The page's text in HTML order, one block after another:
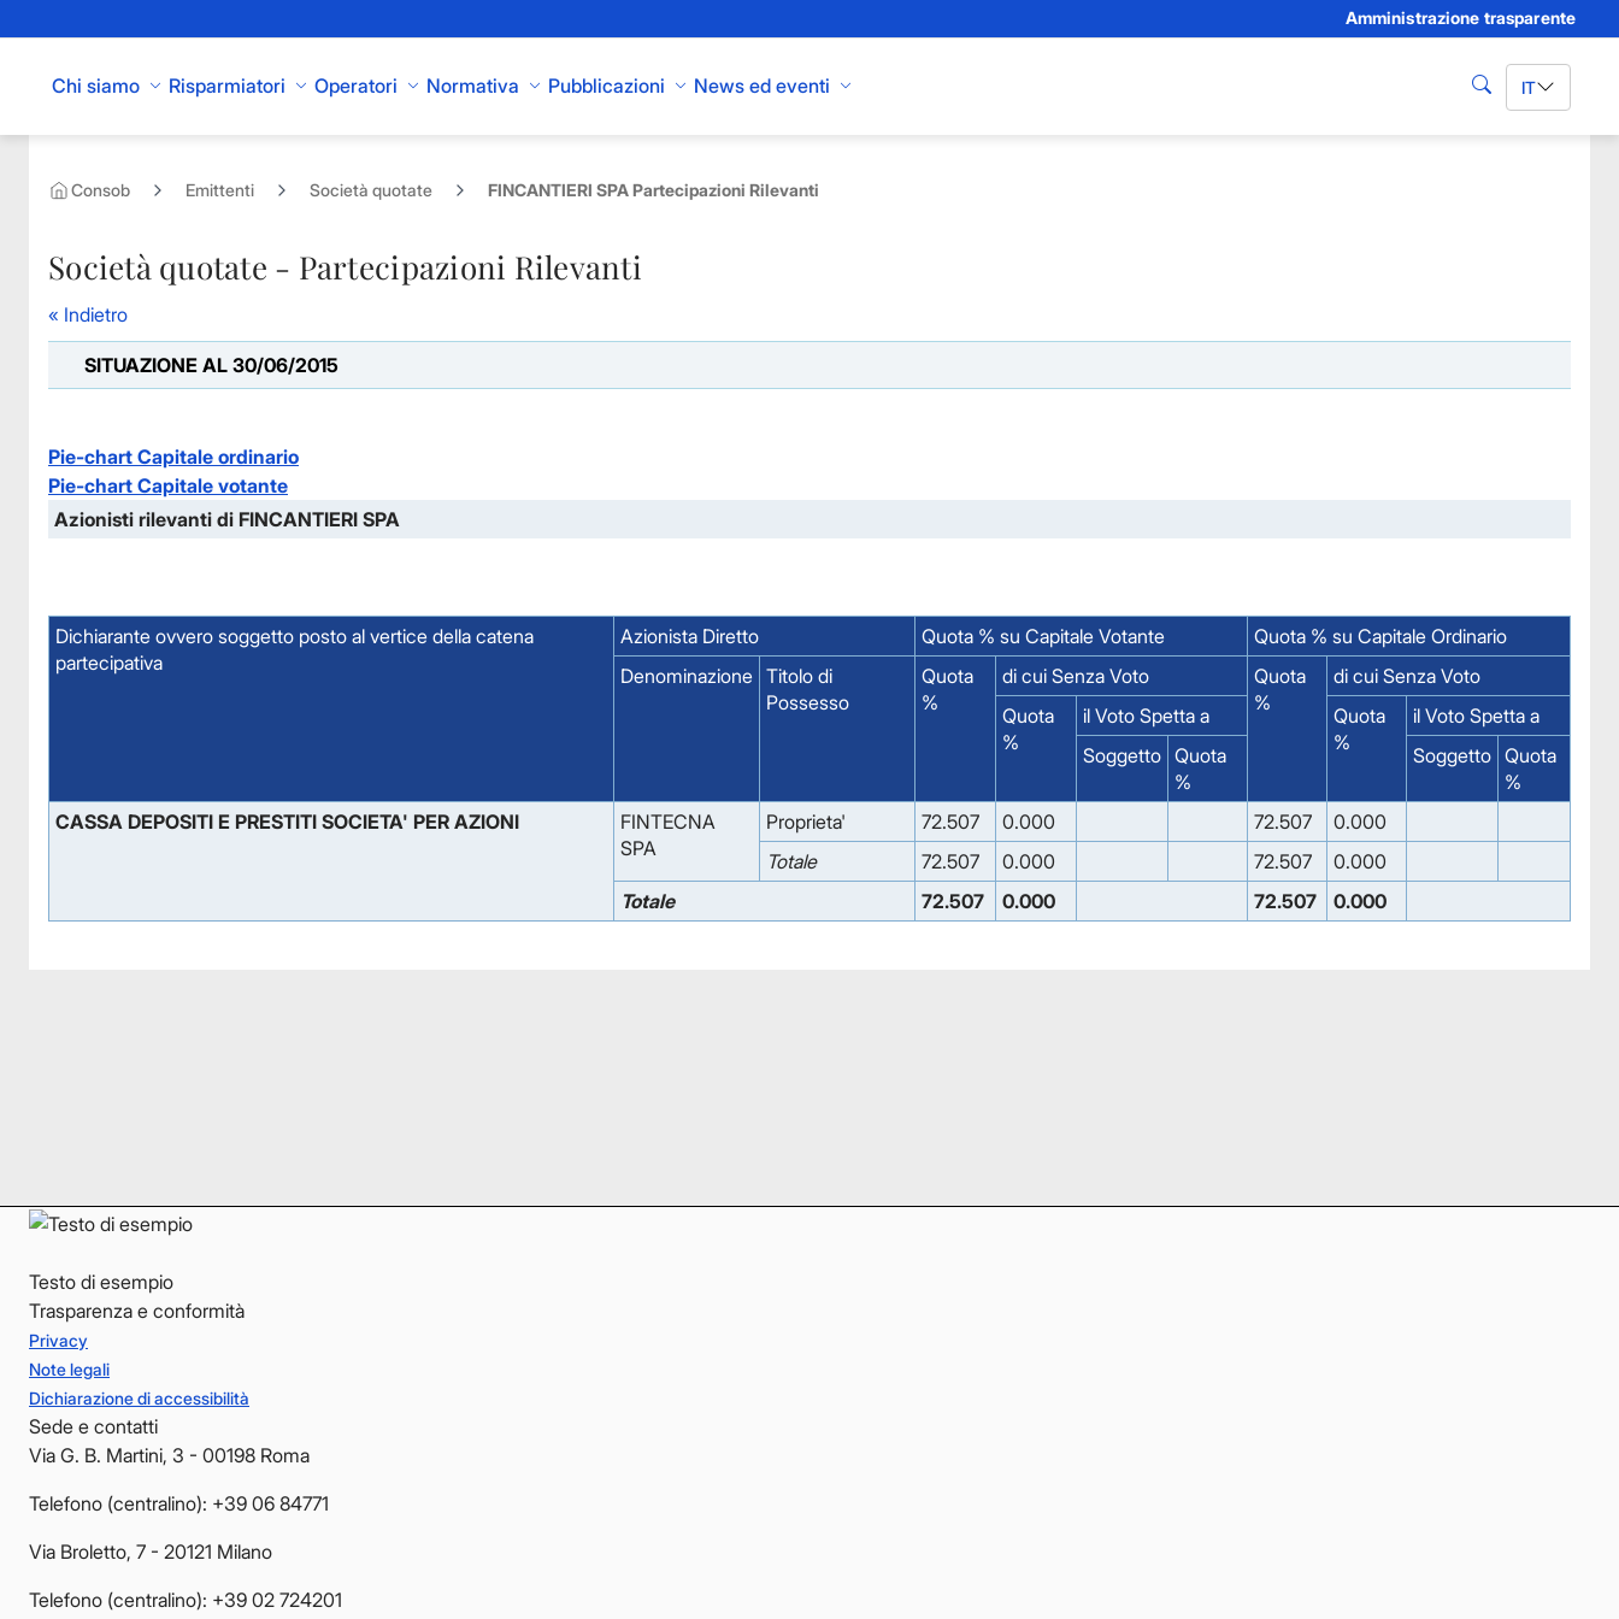
Amministrazione trasparente
Chi siamo Risparmiatori Operatori Normativa Pubblicazioni News ed eventi cerca IT
Consob Emittenti Società quotate FINCANTIERI SPA Partecipazioni Rilevanti
Società quotate - Partecipazioni Rilevanti
« Indietro
SITUAZIONE AL 30/06/2015
Pie-chart Capitale ordinario
Pie-chart Capitale votante
Azionisti rilevanti di FINCANTIERI SPA
Dichiarante ovvero soggetto posto al vertice della catena
partecipativa
Azionista Diretto Quota % su Capitale Votante
Quota % su Capitale Ordinario
Denominazione Titolo di
Possesso
Quota
%
di cui Senza Voto
Quota
%
di cui Senza Voto
Quota
%
il Voto Spetta a
Quota
%
il Voto Spetta a
Soggetto Quota
%
Soggetto Quota
%
CASSA DEPOSITI E PRESTITI SOCIETA' PER AZIONI
FINTECNA
SPA
Proprieta' 72.507 0.000 72.507
0.000
Totale
72.507 0.000 72.507
0.000
Totale
72.507 0.000 72.507 0.000
Testo di esempio
Trasparenza e conformità
Privacy
Note legali
Dichiarazione di accessibilità
Sede e contatti
Via G. B. Martini, 3 - 00198 Roma
Telefono (centralino): +39 06 84771
Via Broletto, 7 - 20121 Milano
Telefono (centralino): +39 02 724201